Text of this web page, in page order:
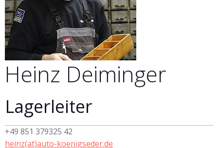
Heinz Deiminger
Lagerleiter
+49 851 379325 42
heinz(at)auto-koenigseder.de